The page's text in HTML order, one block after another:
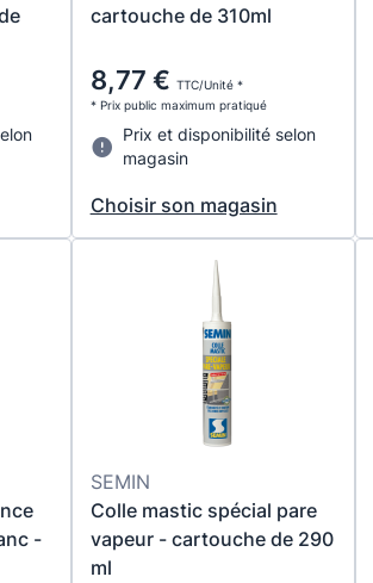
cartouche de 310ml
8,77 € TTC/Unité *
* Prix public maximum pratiqué
Prix et disponibilité selon
magasin
Choisir son magasin
-
SEMIN
Colle mastic spécial pare
vapeur - cartouche de 290
ml